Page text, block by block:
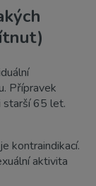
Přípravek
starší 65 let.
kontraindikací.
aktivita